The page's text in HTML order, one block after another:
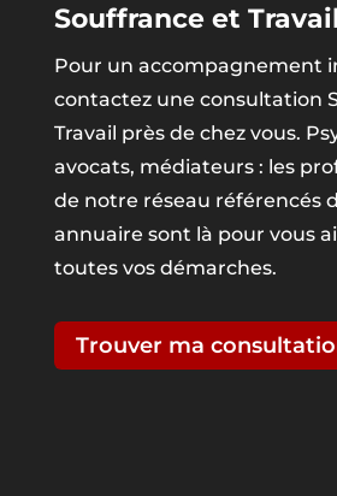
Souffrance et Travail
Pour un accompagnement
contactez une consultation
Travail près de chez vous.
avocats, médiateurs : les
de notre réseau référencés
annuaire sont là pour vous
toutes vos démarches.
Trouver ma